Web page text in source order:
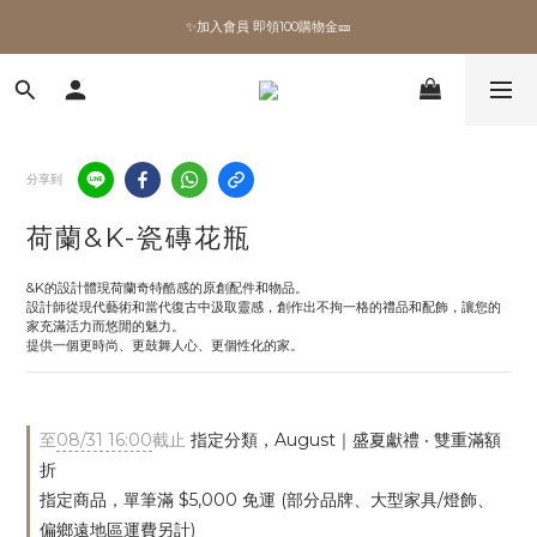
✨加入會員 即領100購物金🎫
✨加入會員 即領100購物金🎫
全館滿額現折🔥
✨加入會員 即領100購物金🎫
分享到
荷蘭&K-瓷磚花瓶
&K的設計體現荷蘭奇特酷感的原創配件和物品。
設計師從現代藝術和當代復古中汲取靈感，創作出不拘一格的禮品和配飾，讓您的
家充滿活力而悠閒的魅力。
提供一個更時尚、更鼓舞人心、更個性化的家。
至08/31 16:00截止 指定分類，August｜盛夏獻禮 ‧ 雙重滿額
折
指定商品，單筆滿 $5,000 免運 (部分品牌、大型家具/燈飾、
偏鄉遠地區運費另計)